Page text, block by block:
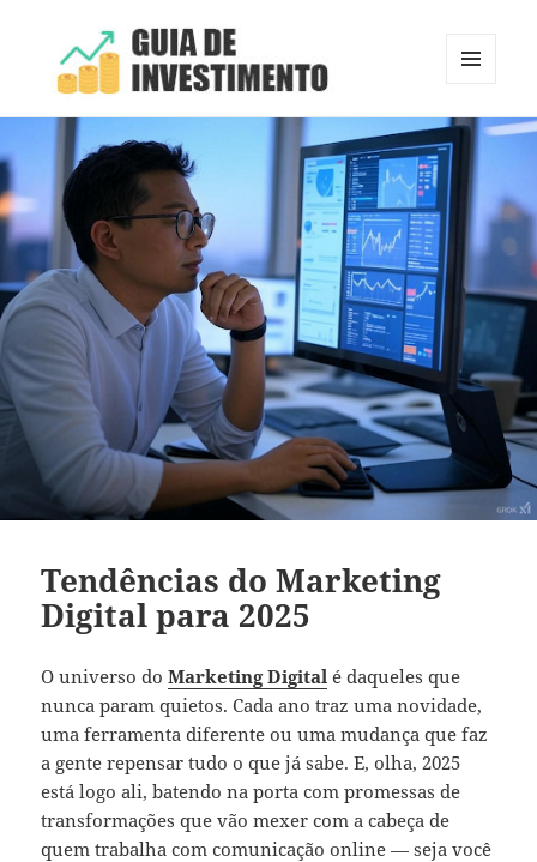
Guia de Investimento
E
WIDGETS
Tendências do Marketing
Digital para 2025
O universo doMarketing Digital é daqueles que
nunca param quietos. Cada ano traz uma novidade,
uma ferramenta diferente ou uma mudança que faz
a gente repensar tudo o que já sabe. E, olha, 2025
está logo ali, batendo na porta com promessas de
transformações que vão mexer com a cabeça de
quem trabalha com comunicação online — seja você